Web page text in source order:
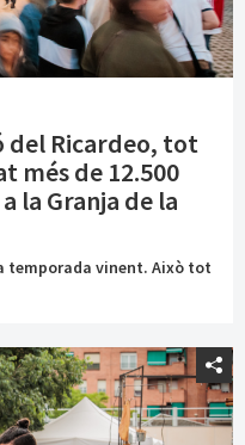
del Ricardeo, tot
més de 12.500
la Granja de la
temporada vinent. Això tot